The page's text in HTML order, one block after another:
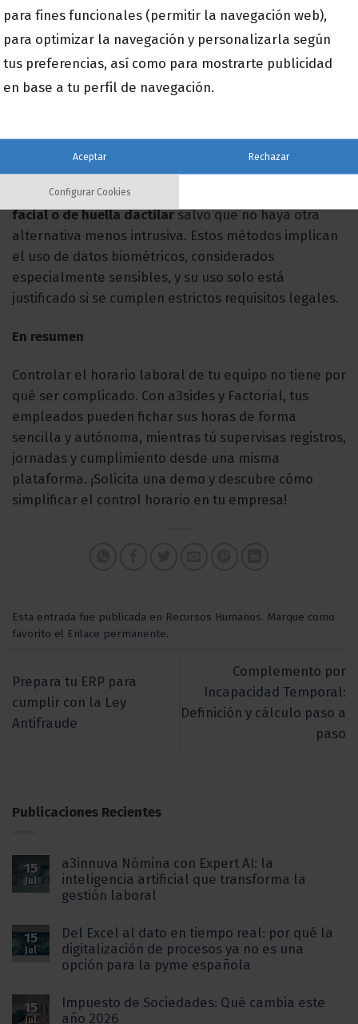
Accesible desde cualquier dispositivo.
Generación automática de informes.
Cumplimiento de la legislación vigente y
protección de datos.
¿Y qué pasa con los sistemas biométricos?
La Agencia Española de Protección de Datos (AEPD)
recomiendaevitar los sistemas de reconocimiento
facial o de huella dactilarsalvo que no haya otra
alternativa menos intrusiva. Estos métodos implican
el uso de datos biométricos, considerados
especialmente sensibles, y su uso solo está
justificado si se cumplen estrictos requisitos legales.
En resumen
Controlar el horario laboral de tu equipo no tiene por
qué ser complicado. Con a3sides y Factorial, tus
empleados pueden fichar sus horas de forma
sencilla y autónoma, mientras tú supervisas registros,
jornadas y cumplimiento desde una misma
plataforma. ¡Solicita una demo y descubre cómo
simplificar el control horario en tu empresa!
Esta entrada fue publicada en Recursos Humanos. Marque como
favorito el Enlace permanente.
Prepara tu ERP para
cumplir con la Ley
Antifraude
Complemento por
Incapacidad Temporal:
Definición y cálculo paso a
paso
Publicaciones Recientes
15
Jul
a3innuva Nómina con Expert AI: la
inteligencia artificial que transforma la
gestión laboral
15
Jul
Del Excel al dato en tiempo real: por qué la
digitalización de procesos ya no es una
opción para la pyme española
15
Jul
Impuesto de Sociedades: Qué cambia este
año 2026
para fines funcionales (permitir la navegación web),
para optimizar la navegación y personalizarla según
tus preferencias, así como para mostrarte publicidad
en base a tu perfil de navegación.
Aceptar Rechazar
Configurar Cookies